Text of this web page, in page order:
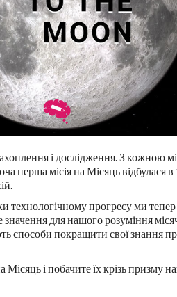
і дослідження. З кожною
перша місія на Місяць відбулася
технологічному прогресу ми
для нашого розуміння
способи покращити свої знання
Місяць і побачите їх крізь призму